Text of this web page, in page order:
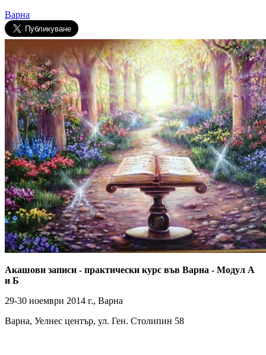
Варна
Акашови записи - практически курс във Варна - Модул А
и Б
29-30 ноември 2014 г., Варна
Варна, Уелнес център, ул. Ген. Столипин 58